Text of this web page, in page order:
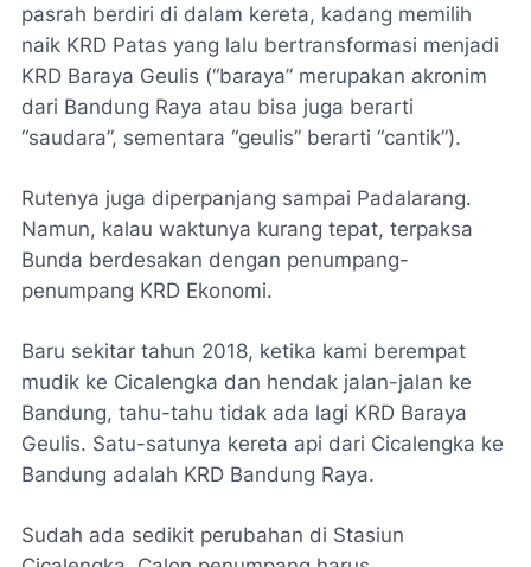
pasrah berdiri di dalam kereta, kadang memilih
naik KRD Patas yang lalu bertransformasi menjadi
KRD Baraya Geulis (“baraya” merupakan akronim
dari Bandung Raya atau bisa juga berarti
“saudara”, sementara “geulis” berarti “cantik”).
Rutenya juga diperpanjang sampai Padalarang.
Namun, kalau waktunya kurang tepat, terpaksa
Bunda berdesakan dengan penumpang-
penumpang KRD Ekonomi.
Baru sekitar tahun 2018, ketika kami berempat
mudik ke Cicalengka dan hendak jalan-jalan ke
Bandung, tahu-tahu tidak ada lagi KRD Baraya
Geulis. Satu-satunya kereta api dari Cicalengka ke
Bandung adalah KRD Bandung Raya.
Sudah ada sedikit perubahan di Stasiun